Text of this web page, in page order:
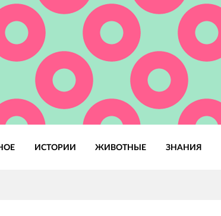
ИСТОРИИ ЖИВОТНЫЕ ЗНАНИЯ